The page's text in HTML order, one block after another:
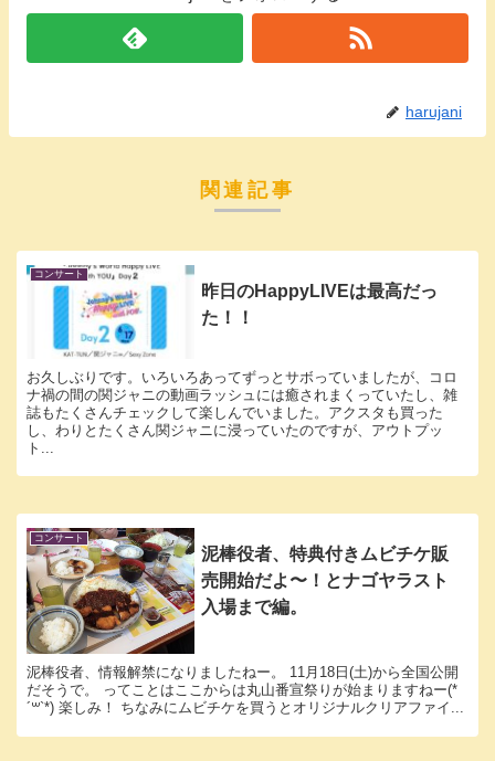
harujani
関連記事
コンサート
昨日のHappyLIVEは最高だっ
た！！
お久しぶりです。いろいろあってずっとサボっていましたが、コロ
ナ禍の間の関ジャニの動画ラッシュには癒されまくっていたし、雑
誌もたくさんチェックして楽しんでいました。アクスタも買った
し、わりとたくさん関ジャニに浸っていたのですが、アウトプッ
ト...
コンサート
泥棒役者、特典付きムビチケ販
売開始だよ〜！とナゴヤラスト
入場まで編。
泥棒役者、情報解禁になりましたねー。 11月18日(土)から全国公開
だそうで。 ってことはここからは丸山番宣祭りが始まりますねー(*
´꒳`*) 楽しみ！ ちなみにムビチケを買うとオリジナルクリアファイ...